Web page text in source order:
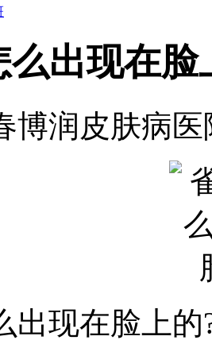
么出现在脸
博润皮肤病医
出现在脸上